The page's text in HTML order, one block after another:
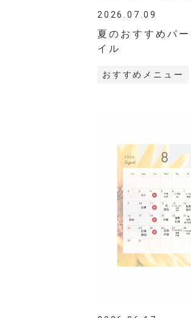
2026.07.09
夏のおすすめパ
イル
おすすめメニュー